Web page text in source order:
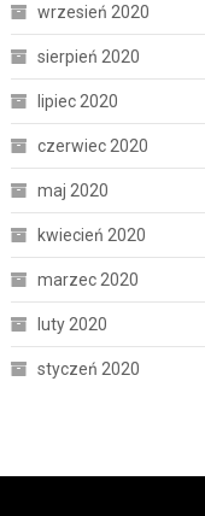
wrzesień 2020
sierpień 2020
lipiec 2020
czerwiec 2020
maj 2020
kwiecień 2020
marzec 2020
luty 2020
styczeń 2020